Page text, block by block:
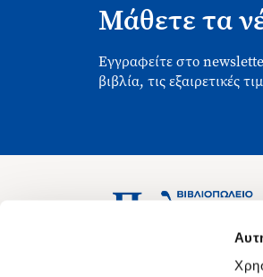
Μάθετε τα
Εγγραφείτε στο
βιβλία, τις εξαιρετικές
Ασκληπιού 1-3, Αθήνα 106 79